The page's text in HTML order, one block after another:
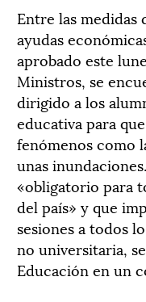
Entre las medidas
ayudas
aprobado este
Ministros, se
dirigido a los
educativa para
fenómenos como
unas
«obligatorio para
del país» y que
sesiones a todos
no universitaria,
Educación en un